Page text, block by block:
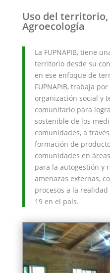
Uso del
Agroecología
La FUPNAPIB, tiene
territorio desde su
en ese enfoque de
FUPNAPIB, trabaja
organización social y
comunitario para
sostenible de los
comunidades, a
formación de
comunidades en
para la autogestión y
amenazas externas,
procesos a la
19 en el país.